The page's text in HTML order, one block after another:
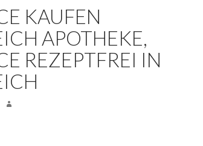
KAUFEN
APOTHEKE,
REZEPTFREI IN